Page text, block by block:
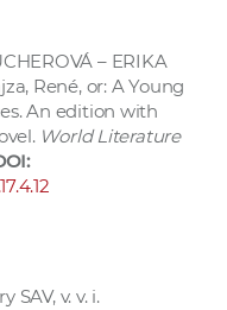
k
o
c
h
– ERIKA
René, or: A Young
An edition with
World Literature
v. v. i.